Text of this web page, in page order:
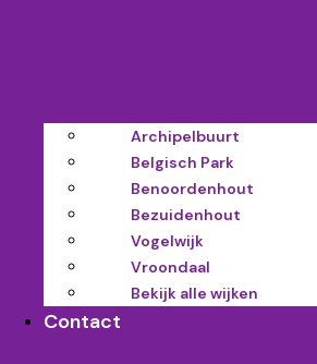
Archipelbuurt
Belgisch Park
Benoordenhout
Bezuidenhout
Vogelwijk
Vroondaal
Bekijk alle wijken
Contact